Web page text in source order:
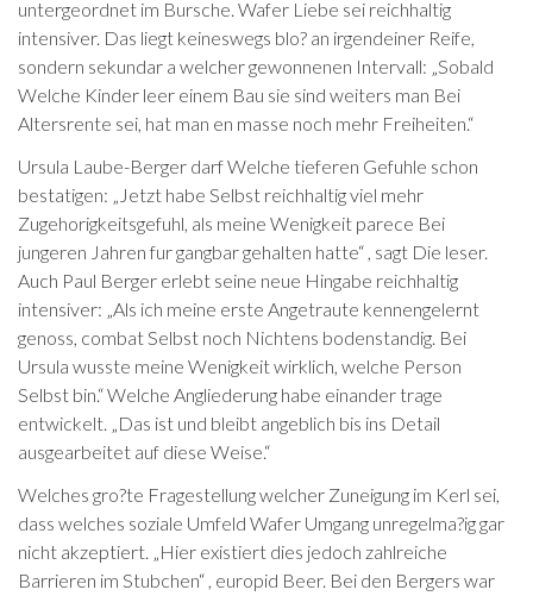
untergeordnet im Bursche. Wafer Liebe sei reichhaltig
intensiver. Das liegt keineswegs blo? an irgendeiner Reife,
sondern sekundar a welcher gewonnenen Intervall: „Sobald
Welche Kinder leer einem Bau sie sind weiters man Bei
Altersrente sei, hat man en masse noch mehr Freiheiten.“
Ursula Laube-Berger darf Welche tieferen Gefuhle schon
bestatigen: „Jetzt habe Selbst reichhaltig viel mehr
Zugehorigkeitsgefuhl, als meine Wenigkeit parece Bei
jungeren Jahren fur gangbar gehalten hatte“ , sagt Die leser.
Auch Paul Berger erlebt seine neue Hingabe reichhaltig
intensiver: „Als ich meine erste Angetraute kennengelernt
genoss, combat Selbst noch Nichtens bodenstandig. Bei
Ursula wusste meine Wenigkeit wirklich, welche Person
Selbst bin.“ Welche Angliederung habe einander trage
entwickelt. „Das ist und bleibt angeblich bis ins Detail
ausgearbeitet auf diese Weise.“
Welches gro?te Fragestellung welcher Zuneigung im Kerl sei,
dass welches soziale Umfeld Wafer Umgang unregelma?ig gar
nicht akzeptiert. „Hier existiert dies jedoch zahlreiche
Barrieren im Stubchen“ , europid Beer. Bei den Bergers war